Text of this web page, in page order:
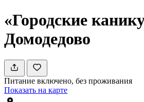
«Городские
Домодедово
Питание включено, без проживания
Показать на карте